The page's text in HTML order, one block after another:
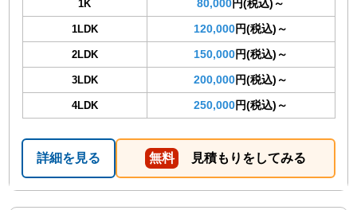
1K 80,000円(税込)～
1LDK 120,000円(税込)～
2LDK 150,000円(税込)～
3LDK 200,000円(税込)～
4LDK 250,000円(税込)～
詳細を見る 無料 見積もりをしてみる